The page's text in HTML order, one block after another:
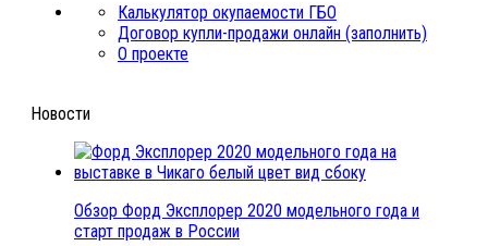
Калькулятор окупаемости ГБО
Договор купли-продажи онлайн (заполнить)
О проекте
Новости
Обзор Форд Эксплорер 2020 модельного года и
старт продаж в России